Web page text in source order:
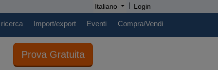
Italiano | Login
Import/export Eventi Compra/Vendi
Prova Gratuita